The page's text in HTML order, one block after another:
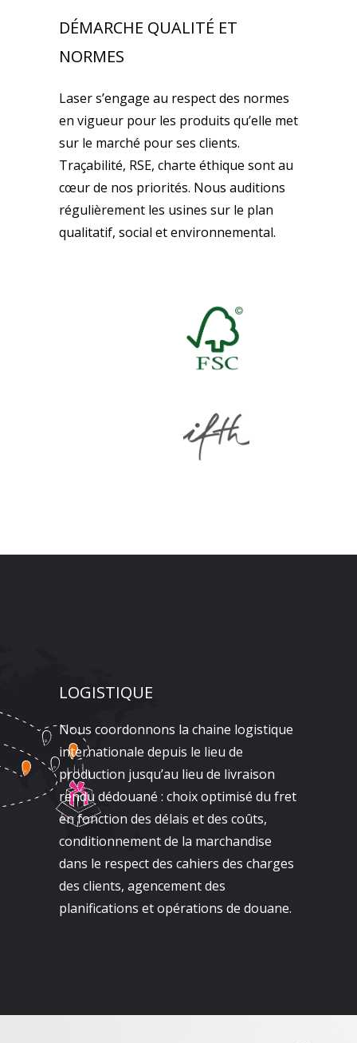
DÉMARCHE QUALITÉ ET
NORMES
Laser s’engage au respect des normes
en vigueur pour les produits qu’elle met
sur le marché pour ses clients.
Traçabilité, RSE, charte éthique sont au
cœur de nos priorités. Nous auditions
régulièrement les usines sur le plan
qualitatif, social et environnemental.
LOGISTIQUE
Nous coordonnons la chaine logistique
internationale depuis le lieu de
production jusqu’au lieu de livraison
rendu dédouané : choix optimisé du fret
en fonction des délais et des coûts,
conditionnement de la marchandise
dans le respect des cahiers des charges
des clients, agencement des
planifications et opérations de douane.